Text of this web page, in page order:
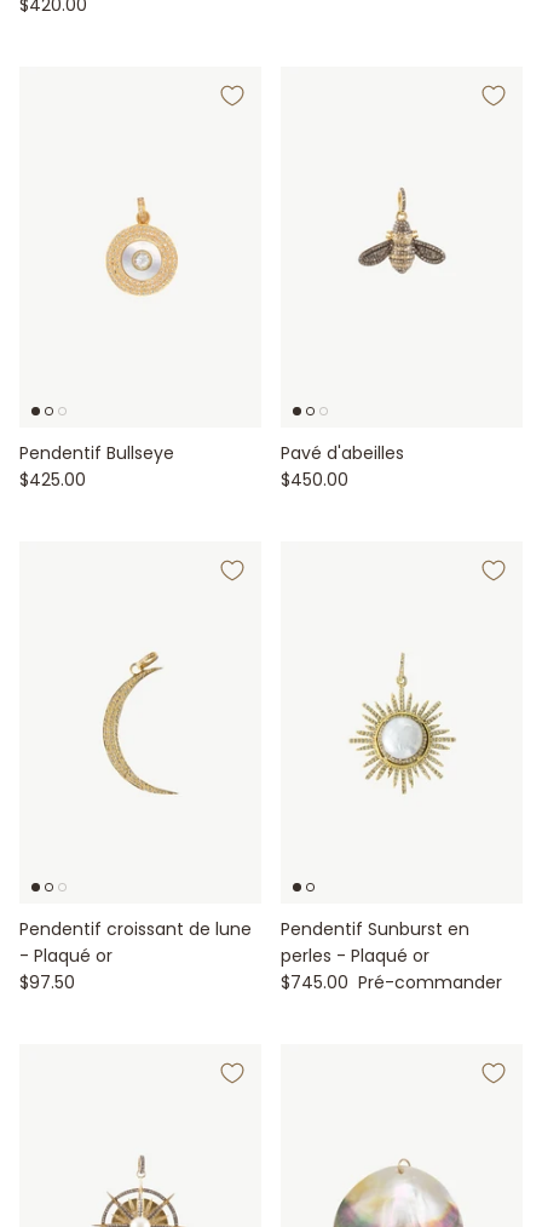
Pendentif Bullseye
$425.00
Pavé d'abeilles
$450.00
Pendentif croissant de lune
- Plaqué or
$97.50
Pendentif Sunburst en
perles - Plaqué or
$745.00 Pré-commander